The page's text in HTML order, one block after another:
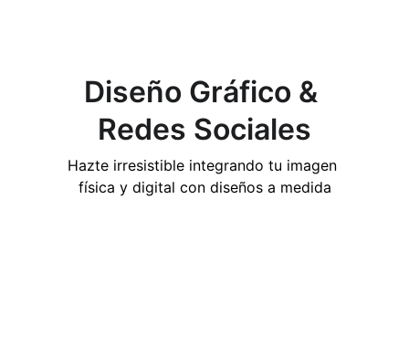
Diseño Gráfico &
Redes Sociales
Hazte irresistible integrando tu imagen
física y digital con diseños a medida